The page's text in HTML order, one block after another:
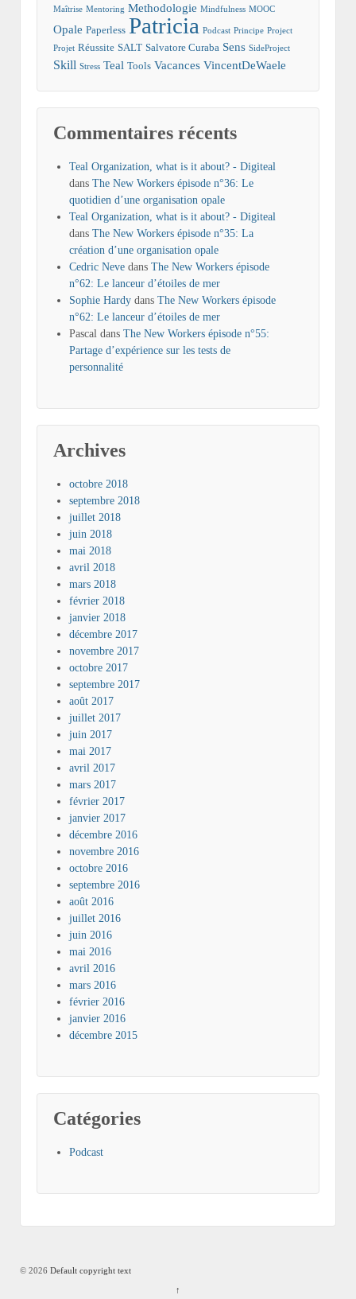
Maîtrise Mentoring Methodologie Mindfulness MOOC
Opale Paperless Patricia Podcast Principe Project
Projet Réussite SALT Salvatore Curaba Sens SideProject
Skill Stress Teal Tools Vacances VincentDeWaele
Commentaires récents
Teal Organization, what is it about? - Digiteal
dans The New Workers épisode n°36: Le
quotidien d’une organisation opale
Teal Organization, what is it about? - Digiteal
dans The New Workers épisode n°35: La
création d’une organisation opale
Cedric Neve dans The New Workers épisode
n°62: Le lanceur d’étoiles de mer
Sophie Hardy dans The New Workers épisode
n°62: Le lanceur d’étoiles de mer
Pascal dans The New Workers épisode n°55:
Partage d’expérience sur les tests de
personnalité
Archives
octobre 2018
septembre 2018
juillet 2018
juin 2018
mai 2018
avril 2018
mars 2018
février 2018
janvier 2018
décembre 2017
novembre 2017
octobre 2017
septembre 2017
août 2017
juillet 2017
juin 2017
mai 2017
avril 2017
mars 2017
février 2017
janvier 2017
décembre 2016
novembre 2016
octobre 2016
septembre 2016
août 2016
juillet 2016
juin 2016
mai 2016
avril 2016
mars 2016
février 2016
janvier 2016
décembre 2015
Catégories
Podcast
© 2026 Default copyright text
↑